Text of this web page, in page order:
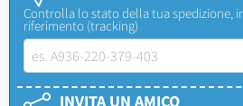
Controlla lo stato della tua spedizione,
riferimento (tracking)
INVITA UN AMICO